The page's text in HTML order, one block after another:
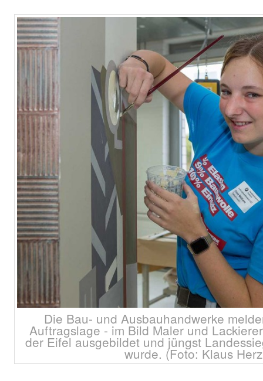
Die Bau- und Ausbauhandwerke
Auftragslage - im Bild Maler und
der Eifel ausgebildet und jüngst
wurde. (Foto: Klaus